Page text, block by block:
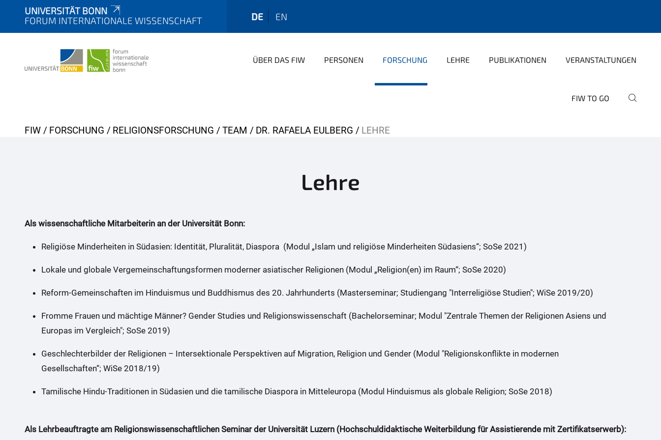
UNIVERSITÄT BONN
FORUM INTERNATIONALE WISSENSCHAFT
DE EN
ÜBER DAS FIW PERSONEN FORSCHUNG LEHRE PUBLIKATIONEN VERANSTALTUNGEN
FIW TO GO
Y
e
FIW FORSCHUNG RELIGIONSFORSCHUNG TEAM DR. RAFAELA EULBERG LEHRE
Lehre
Als wissenschaftliche Mitarbeiterin an der Universität Bonn:
Religiöse Minderheiten in Südasien: Identität, Pluralität, Diaspora (Modul „Islam und religiöse Minderheiten Südasiens“; SoSe 2021)
Lokale und globale Vergemeinschaftungsformen moderner asiatischer Religionen (Modul „Religion(en) im Raum“; SoSe 2020)
Reform-Gemeinschaften im Hinduismus und Buddhismus des 20. Jahrhunderts (Masterseminar; Studiengang "Interreligiöse Studien"; WiSe 2019/20)
Fromme Frauen und mächtige Männer? Gender Studies und Religionswissenschaft (Bachelorseminar; Modul "Zentrale Themen der Religionen Asiens und
Europas im Vergleich"; SoSe 2019)
Geschlechterbilder der Religionen – Intersektionale Perspektiven auf Migration, Religion und Gender (Modul "Religionskonflikte in modernen
Gesellschaften“; WiSe 2018/19)
Tamilische Hindu-Traditionen in Südasien und die tamilische Diaspora in Mitteleuropa (Modul Hinduismus als globale Religion; SoSe 2018)
Als Lehrbeauftragte am Religionswissenschaftlichen Seminar der Universität Luzern (Hochschuldidaktische Weiterbildung für Assistierende mit Zertifikatserwerb):